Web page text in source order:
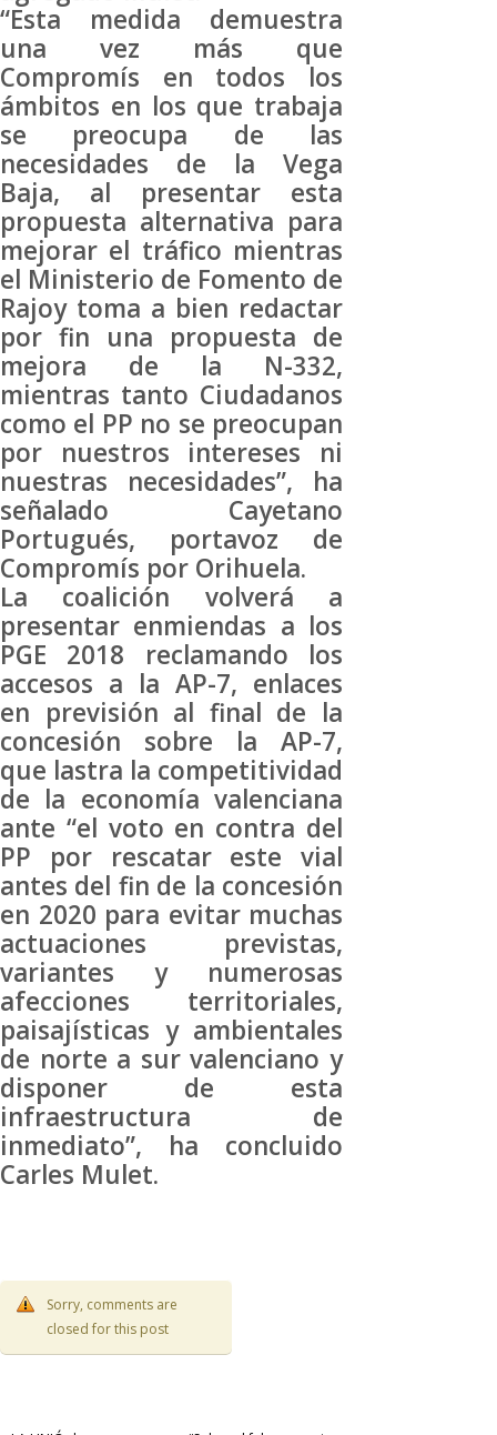
“Esta medida demuestra
una vez más que
Compromís en todos los
ámbitos en los que trabaja
se preocupa de las
necesidades de la Vega
Baja, al presentar esta
propuesta alternativa para
mejorar el tráfico mientras
el Ministerio de Fomento de
Rajoy toma a bien redactar
por fin una propuesta de
mejora de la N-332,
mientras tanto Ciudadanos
como el PP no se preocupan
por nuestros intereses ni
nuestras necesidades”, ha
señalado Cayetano
Portugués, portavoz de
Compromís por Orihuela.
La coalición volverá a
presentar enmiendas a los
PGE 2018 reclamando los
accesos a la AP-7, enlaces
en previsión al final de la
concesión sobre la AP-7,
que lastra la competitividad
de la economía valenciana
ante “el voto en contra del
PP por rescatar este vial
antes del fin de la concesión
en 2020 para evitar muchas
actuaciones previstas,
variantes y numerosas
afecciones territoriales,
paisajísticas y ambientales
de norte a sur valenciano y
disponer de esta
infraestructura de
inmediato”, ha concluido
Carles Mulet.
Sorry, comments are
closed for this post